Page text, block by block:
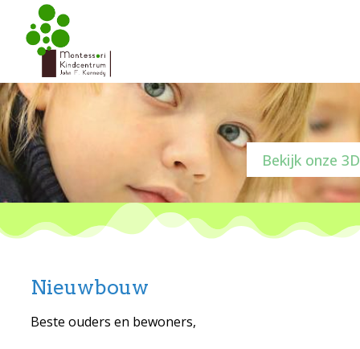
Bekijk onze
Nieuwbouw
Beste ouders en bewoners,